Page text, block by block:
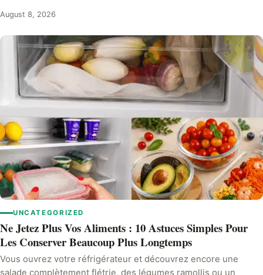
August 8, 2026
UNCATEGORIZED
Ne Jetez Plus Vos Aliments : 10 Astuces Simples Pour
Les Conserver Beaucoup Plus Longtemps
Vous ouvrez votre réfrigérateur et découvrez encore une
salade complètement flétrie, des légumes ramollis ou un